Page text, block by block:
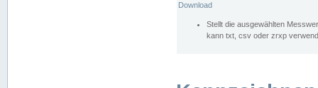
Download
Stellt die ausgewählten
kann txt, csv oder zrxp